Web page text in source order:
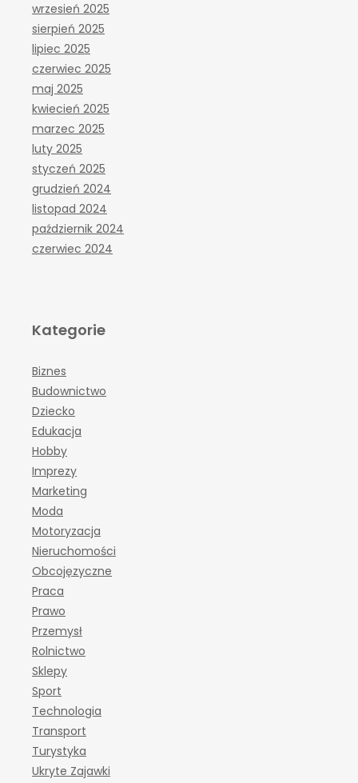
wrzesień 2025
sierpień 2025
lipiec 2025
czerwiec 2025
maj 2025
kwiecień 2025
marzec 2025
luty 2025
styczeń 2025
grudzień 2024
listopad 2024
październik 2024
czerwiec 2024
Kategorie
Biznes
Budownictwo
Dziecko
Edukacja
Hobby
Imprezy
Marketing
Moda
Motoryzacja
Nieruchomości
Obcojęzyczne
Praca
Prawo
Przemysł
Rolnictwo
Sklepy
Sport
Technologia
Transport
Turystyka
Ukryte Zajawki